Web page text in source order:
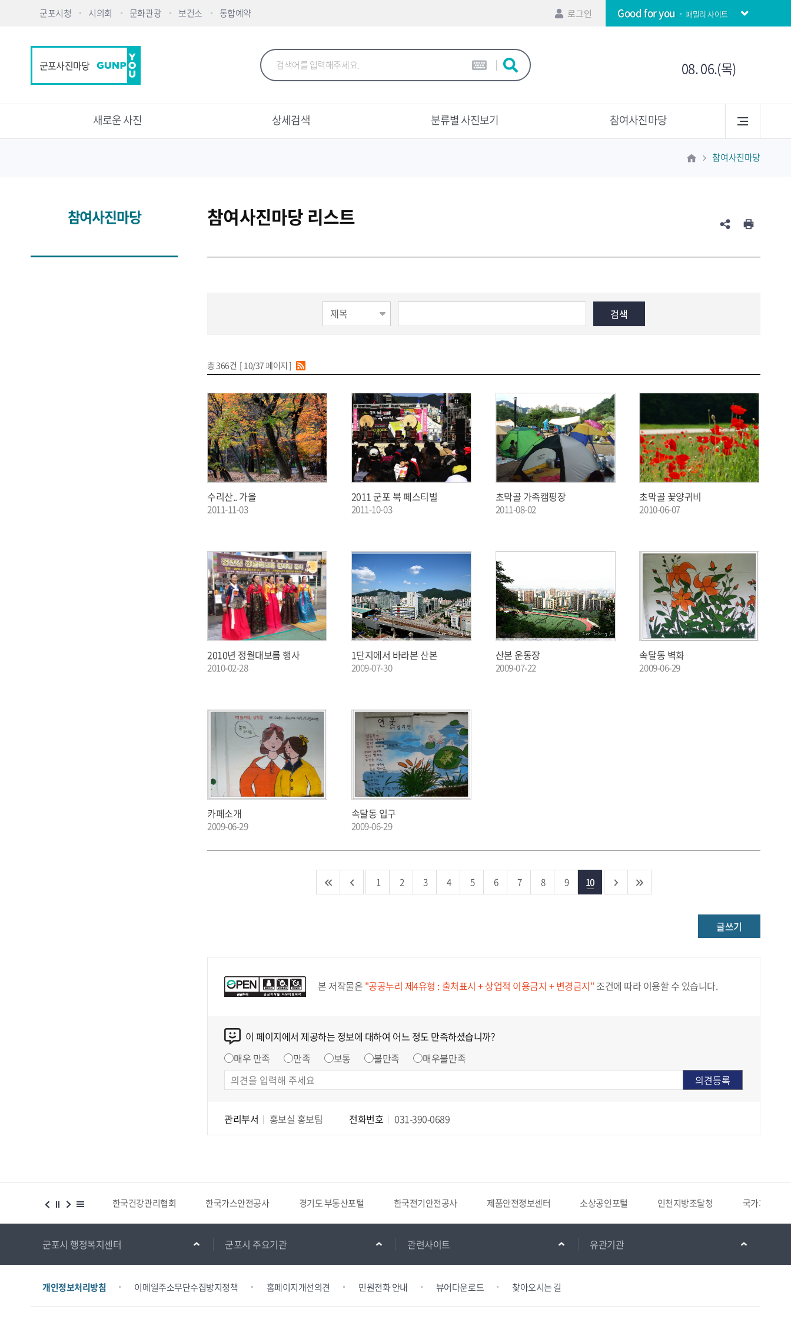
군포시청 시의회 문화관광 보건소 통합예약 로그인 Good for you 패밀리 사이트
군포사진마당 08. 06.(목)
새로운 사진 상세검색 분류별 사진보기 참여사진마당
참여사진마당
참여사진마당 참여사진마당 리스트
총 366건 [ 10/37 페이지 ]
수리산.. 가을
2011-11-03
2011 군포 북 페스티벌
2011-10-03
초막골 가족캠핑장
2011-08-02
초막골 꽃양귀비
2010-06-07
2010년 정월대보름 행사
2010-02-28
1단지에서 바라본 산본
2009-07-30
산본 운동장
2009-07-22
속달동 벽화
2009-06-29
카페소개
2009-06-29
속달동 입구
2009-06-29
1 2 3 4 5 6 7 8 9 10
글쓰기
본 저작물은 "공공누리 제4유형 : 출처표시 + 상업적 이용금지 + 변경금지" 조건에 따라 이용할 수 있습니다.
이 페이지에서 제공하는 정보에 대하여 어느 정도 만족하셨습니까?
매우 만족
만족 보통 불만족 매우불만족
관리부서 홍보실 홍보팀 전화번호 031-390-0689
한국건강관리협회 한국가스안전공사 경기도 부동산포털 한국전기안전공사 제품안전정보센터 소상공인포털 인천지방조달청 국가기록원 군포소방서
군포시 행정복지센터 군포시 주요기관 관련사이트 유관기관
개인정보처리방침 이메일주소무단수집방지정책 홈페이지개선의견 민원전화 안내 뷰어다운로드 찾아오시는 길